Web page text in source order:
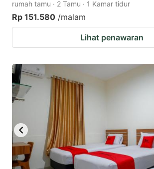
rumah tamu · 2 Tamu · 1 Kamar tidur
Rp 151.580 /malam
Lihat penawaran